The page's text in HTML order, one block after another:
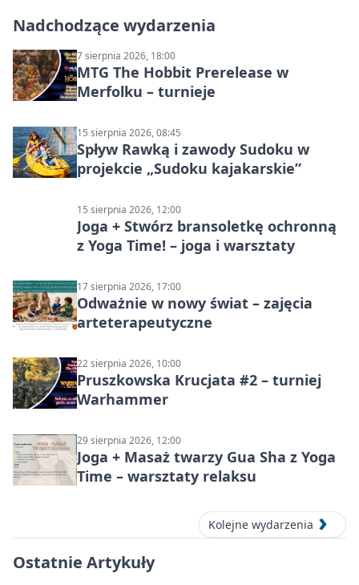
Nadchodzące wydarzenia
7 sierpnia 2026, 18:00
MTG The Hobbit Prerelease w
Merfolku – turnieje
15 sierpnia 2026, 08:45
Spływ Rawką i zawody Sudoku w
projekcie „Sudoku kajakarskie”
15 sierpnia 2026, 12:00
Joga + Stwórz bransoletkę ochronną
z Yoga Time! – joga i warsztaty
17 sierpnia 2026, 17:00
Odważnie w nowy świat – zajęcia
arteterapeutyczne
22 sierpnia 2026, 10:00
Pruszkowska Krucjata #2 – turniej
Warhammer
29 sierpnia 2026, 12:00
Joga + Masaż twarzy Gua Sha z Yoga
Time – warsztaty relaksu
Kolejne wydarzenia
Ostatnie Artykuły